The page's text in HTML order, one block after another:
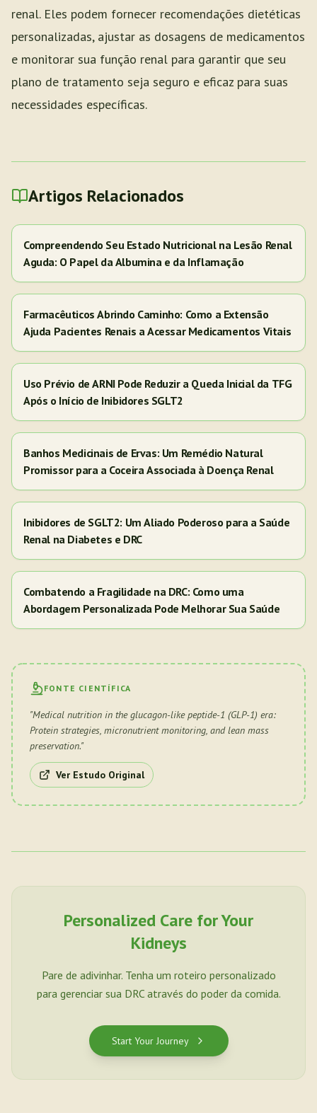
renal. Eles podem fornecer recomendações dietéticas
personalizadas, ajustar as dosagens de medicamentos
e monitorar sua função renal para garantir que seu
plano de tratamento seja seguro e eficaz para suas
necessidades específicas.
Artigos Relacionados
Compreendendo Seu Estado Nutricional na Lesão Renal
Aguda: O Papel da Albumina e da Inflamação
Farmacêuticos Abrindo Caminho: Como a Extensão
Ajuda Pacientes Renais a Acessar Medicamentos Vitais
Uso Prévio de ARNI Pode Reduzir a Queda Inicial da TFG
Após o Início de Inibidores SGLT2
Banhos Medicinais de Ervas: Um Remédio Natural
Promissor para a Coceira Associada à Doença Renal
Inibidores de SGLT2: Um Aliado Poderoso para a Saúde
Renal na Diabetes e DRC
Combatendo a Fragilidade na DRC: Como uma
Abordagem Personalizada Pode Melhorar Sua Saúde
FONTE CIENTÍFICA
"Medical nutrition in the glucagon-like peptide-1 (GLP-1) era:
Protein strategies, micronutrient monitoring, and lean mass
preservation."
Ver Estudo Original
Personalized Care for Your
Kidneys
Pare de adivinhar. Tenha um roteiro personalizado
para gerenciar sua DRC através do poder da comida.
Start Your Journey